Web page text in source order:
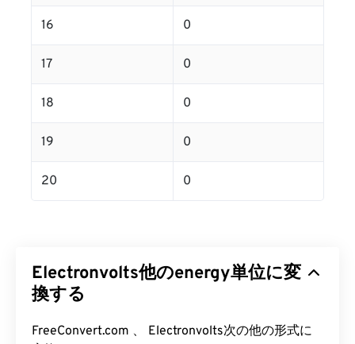
16 0
17 0
18 0
19 0
20 0
Electronvolts他のenergy単位に変
換する
FreeConvert.com 、 Electronvolts次の他の形式に